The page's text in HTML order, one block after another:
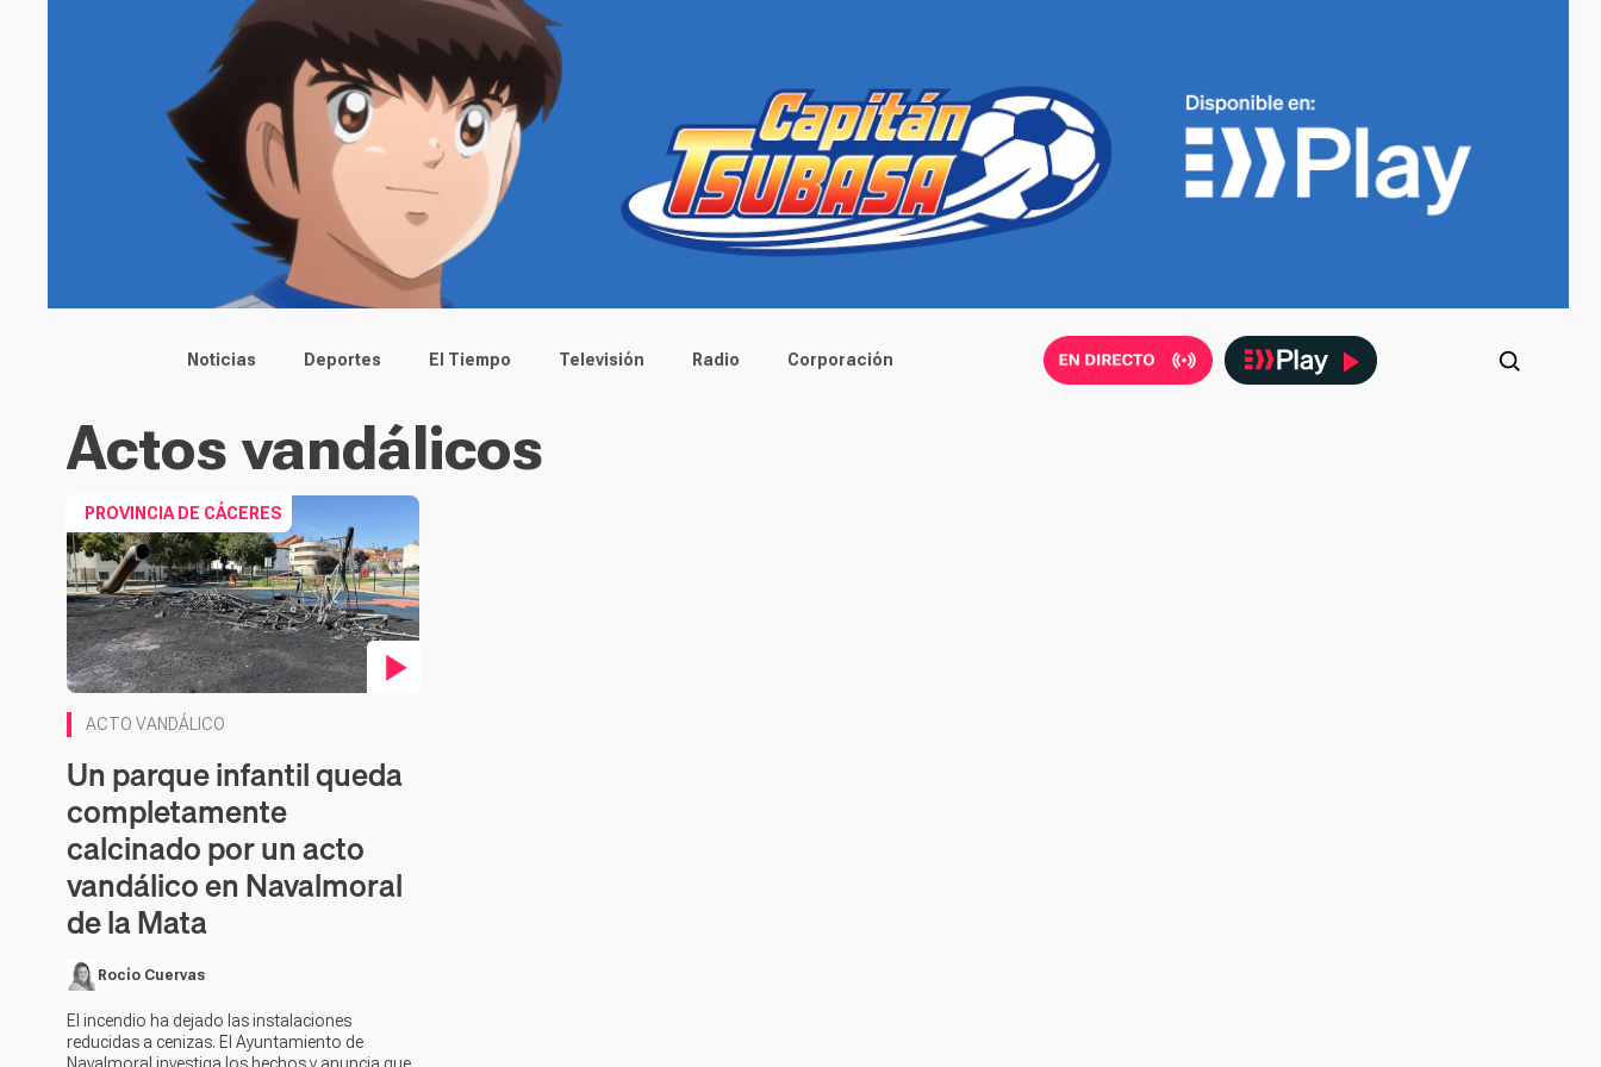
Main menu
Noticias Deportes El Tiempo Televisión Radio Corporación
Actos vandálicos
PROVINCIA DE CÁCERES
ACTO VANDÁLICO
Un parque infantil queda
completamente
calcinado por un acto
vandálico en Navalmoral
de la Mata
Rocío Cuervas
El incendio ha dejado las instalaciones
reducidas a cenizas. El Ayuntamiento de